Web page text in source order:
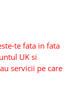
te fata in fata
UK si
servicii pe care